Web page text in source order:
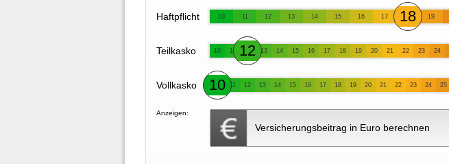
Haftpflicht 10 11 12 13 14 15 16 17 18 19
Teilkasko 10 11 12 13 14 15 16 17 18 19 20 21 22 23 24
Vollkasko 10 11 12 13 14 15 16 17 18 19 20 21 22 23 24 25
Anzeigen:
Versicherungsbeitrag in Euro berechnen